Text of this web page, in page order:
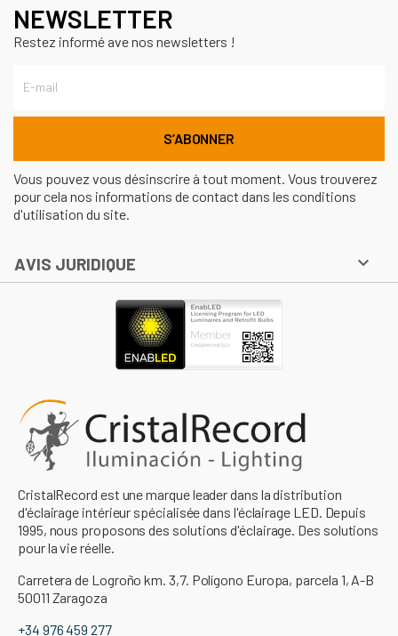
NEWSLETTER
Restez informé ave nos newsletters !
Vous pouvez vous désinscrire à tout moment. Vous trouverez
pour cela nos informations de contact dans les conditions
d'utilisation du site.
AVIS JURIDIQUE 
CristalRecord est une marque leader dans la distribution
d'éclairage intérieur spécialisée dans l'éclairage LED. Depuis
1995, nous proposons des solutions d'éclairage. Des solutions
pour la vie réelle.
Carretera de Logroño km. 3,7. Polígono Europa, parcela 1, A-B
50011 Zaragoza
+34 976 459 277